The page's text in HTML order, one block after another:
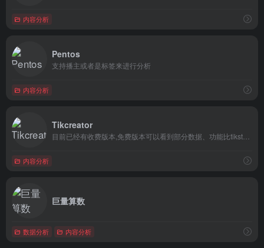
内容分析
Pentos
支持播主或者是标签来进行分析
内容分析
Tikcreator
内容分析
巨量算数
数据分析 内容分析